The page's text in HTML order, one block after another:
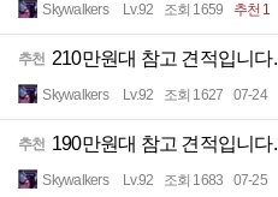
Skywalkers Lv.92 조회 1659 추천 1
추천 210만원대 참고 견적입니다.
Skywalkers Lv.92 조회 1627 07-24
추천 190만원대 참고 견적입니다.
Skywalkers Lv.92 조회 1683 07-25